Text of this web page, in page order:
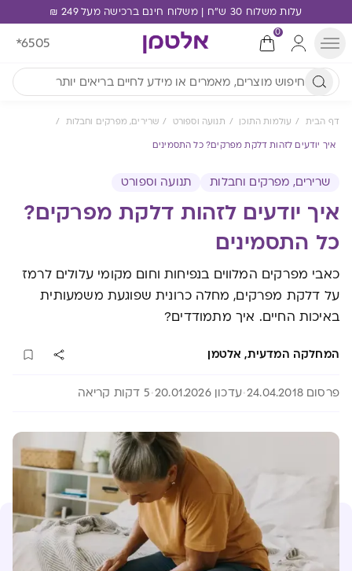
עלות משלוח 30 ש"ח | משלוח חינם ברכישה מעל 249 ₪
0
*6505
דף הבית עולמות התוכן תנועה וספורט שרירים, מפרקים וחבלות
איך יודעים לזהות דלקת מפרקים? כל התסמינים
שרירים, מפרקים וחבלות תנועה וספורט
איך יודעים לזהות דלקת מפרקים?
כל התסמינים
כאבי מפרקים המלווים בנפיחות וחום מקומי עלולים לרמז
על דלקת מפרקים, מחלה כרונית שפוגעת משמעותית
באיכות החיים. איך מתמודדים?
המחלקה המדעית, אלטמן
פרסום 24.04.2018 עדכון 20.01.2026 5 דקות קריאה